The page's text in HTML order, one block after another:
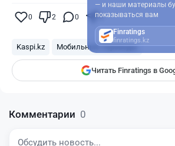
0 2 0 0
Kaspi.kz Мобильные переводы
Читать Finratings в
— и наши материалы
показываться вам
Finratings
finratings.kz
Комментарии 0